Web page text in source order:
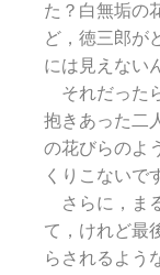
た？白無垢の
ど，徳三郎が
には見えない
それだった
抱きあった二
の花びらのよ
くりこないで
さらに，ま
て，けれど最
らされるよう